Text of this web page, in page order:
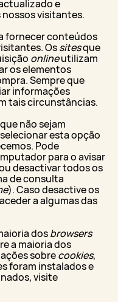
e
visitantes.
fornecer conteúdos
Ossitesque
onlineutilizam
os elementos
Sempre que
informações
tais circunstâncias.
que não sejam
esta opção
Pode
para o avisar
desactivar todos os
de consulta
). Caso desactive os
a algumas das
dosbrowsers
a maioria dos
sobrecookies,
foram instalados e
visite